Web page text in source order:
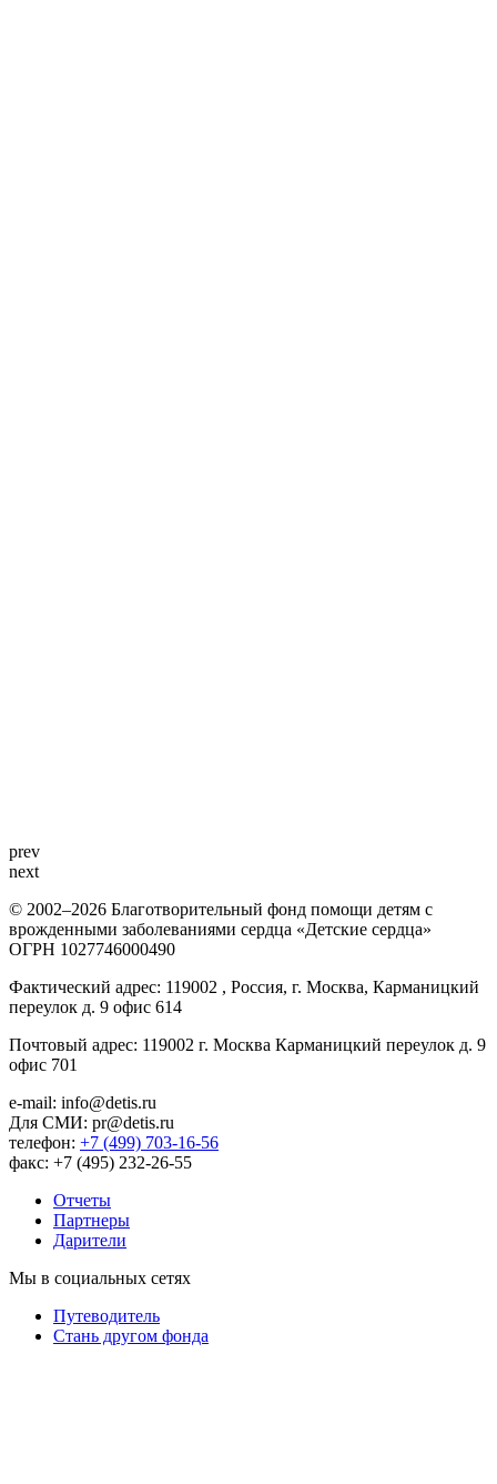
prev
next
© 2002–2026 Благотворительный фонд помощи детям с
врожденными заболеваниями сердца «Детские сердца»
ОГРН 1027746000490
Фактический адрес: 119002 , Россия, г. Москва, Карманицкий
переулок д. 9 офис 614
Почтовый адрес: 119002 г. Москва Карманицкий переулок д. 9
офис 701
e-mail: info@detis.ru
Для СМИ: pr@detis.ru
телефон: +7 (499) 703-16-56
факс: +7 (495) 232-26-55
Отчеты
Партнеры
Дарители
Мы в социальных сетях
Путеводитель
Cтань другом фонда